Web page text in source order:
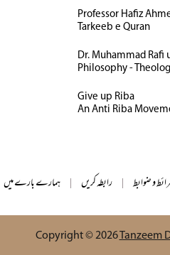
Professor Hafiz
Tarkeeb e Quran
Dr. Muhammad Rafi
Philosophy -
Give up Riba
An Anti Riba
ہمارے بارے میں | رابطہ کریں | و ضوابط
Copyright © 2026Tanzeem